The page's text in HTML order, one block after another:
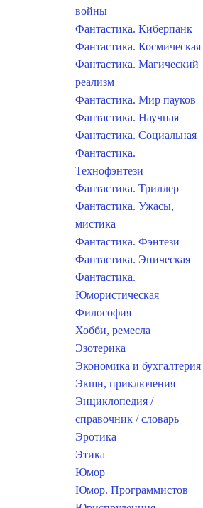
войны
Фантастика. Киберпанк
Фантастика. Космическая
Фантастика. Магический
реализм
Фантастика. Мир пауков
Фантастика. Научная
Фантастика. Социальная
Фантастика.
Технофэнтези
Фантастика. Триллер
Фантастика. Ужасы,
мистика
Фантастика. Фэнтези
Фантастика. Эпическая
Фантастика.
Юмористическая
Философия
Хобби, ремесла
Эзотерика
Экономика и бухгалтерия
Экшн, приключения
Энциклопедия /
справочник / словарь
Эротика
Этика
Юмор
Юмор. Программистов